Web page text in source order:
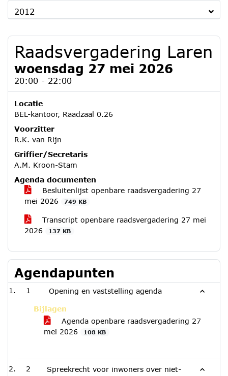
2012
Raadsvergadering Laren
woensdag 27 mei 2026
20:00 - 22:00
Locatie
BEL-kantoor, Raadzaal 0.26
Voorzitter
R.K. van Rijn
Griffier/Secretaris
A.M. Kroon-Stam
Agenda documenten
Besluitenlijst openbare raadsvergadering 27
mei 2026
749 KB
Transcript openbare raadsvergadering 27 mei
2026
137 KB
Agendapunten
1 Opening en vaststelling agenda
Bijlagen
Agenda openbare raadsvergadering 27
mei 2026
108 KB
2 Spreekrecht voor inwoners over niet-